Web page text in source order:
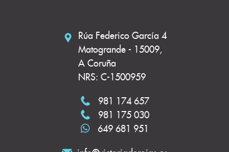
Rúa Federico García 4
Matogrande - 15009,
A Coruña
NRS: C-1500959
981 174 657
981 175 030
649 681 951